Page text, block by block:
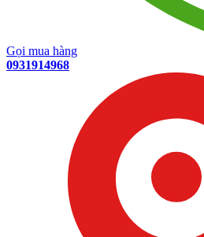
Gọi mua hàng
0931914968